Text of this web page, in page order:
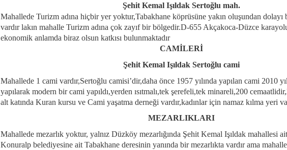
Şehit Kemal Işıldak Sertoğlu mah.
Mahallede Turizm adına hiçbir yer yoktur,Tabakhane köprüsüne yakın oluşundan
vardır lakın mahalle Turizm adına çok zayıf bir bölgedir.D-655 Akçakoca-Düzce
ekonomik anlamda biraz olsun katkısı bulunmaktadır
CAMİLERİ
Şehit Kemal Işıldak Sertoğlu cami
Mahallede 1 cami vardır,Sertoğlu camisi’dir,daha önce 1957 yılında yapılan cami 2010
yapılarak modern bir cami yapıldı,yerden ısıtmalı,tek şerefeli,tek minareli,200
alt katında Kuran kursu ve Cami yaşatma derneği vardır,kadınlar için namaz kılma yeri
MEZARLIKLARI
Mahallede mezarlık yoktur, yalnız Düzköy mezarlığında Şehit Kemal Işıldak mahallesi
Konuralp belediyesine ait Tabakhane deresinin yanında bir mezarlıkta vardır ama